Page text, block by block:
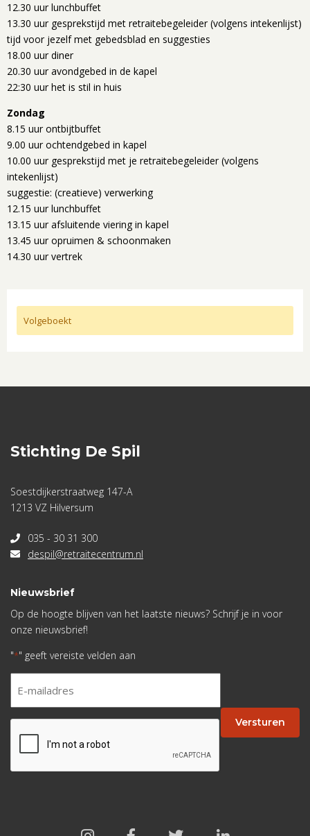
12.30 uur lunchbuffet
13.30 uur gesprekstijd met retraitebegeleider (volgens intekenlijst)
tijd voor jezelf met gebedsblad en suggesties
18.00 uur diner
20.30 uur avondgebed in de kapel
22:30 uur het is stil in huis
Zondag
8.15 uur ontbijtbuffet
9.00 uur ochtendgebed in kapel
10.00 uur gesprekstijd met je retraitebegeleider (volgens
intekenlijst)
suggestie: (creatieve) verwerking
12.15 uur lunchbuffet
13.15 uur afsluitende viering in kapel
13.45 uur opruimen & schoonmaken
14.30 uur vertrek
Volgeboekt
Stichting De Spil
Soestdijkerstraatweg 147-A
1213 VZ Hilversum
035 - 30 31 300
despil@retraitecentrum.nl
Nieuwsbrief
Op de hoogte blijven van het laatste nieuws? Schrijf je in voor
onze nieuwsbrief!
"*" geeft vereiste velden aan
* Versturen